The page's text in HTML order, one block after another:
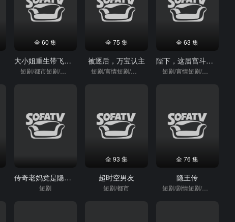
全 60 集
大小姐重生带飞全家，戏精后妈请退后
短剧/都市短剧/重生
全 75 集
被逐后，万宝认主
短剧/言情短剧/逆袭
全 63 集
陛下，这届宫斗太卷了
短剧/言情短剧/逆袭
传奇老妈竟是隐藏大佬
短剧
全 93 集
超时空男友
短剧/都市
全 76 集
隐王传
短剧/剧情短剧/强者